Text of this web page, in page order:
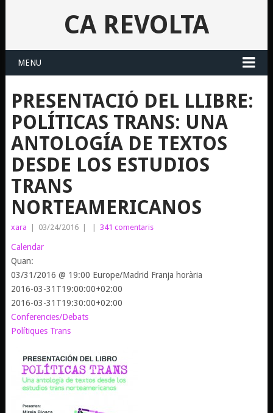
CA REVOLTA
MENU
PRESENTACIÓ DEL LLIBRE:
POLÍTICAS TRANS: UNA
ANTOLOGÍA DE TEXTOS
DESDE LOS ESTUDIOS
TRANS
NORTEAMERICANOS
xara 03/24/2016 341 comentaris
Calendar
Quan:
03/31/2016 @ 19:00 Europe/Madrid Franja horària
2016-03-31T19:00:00+02:00
2016-03-31T19:30:00+02:00
Conferencies/Debats
Polítiques Trans